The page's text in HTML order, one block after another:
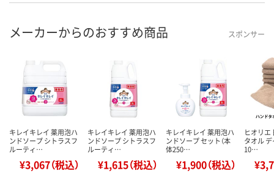
メーカーからのおすすめ商品 スポンサー
キレイキレイ 薬用泡ハ
ンドソープ シトラスフ
ルーティ…
¥3,067（税込）
キレイキレイ 薬用泡ハ
ンドソープ シトラスフ
ルーティ…
¥1,615（税込）
キレイキレイ 薬用泡ハ
ンドソープ セット（本
体250…
¥1,900（税込）
ヒオリエ
タオル
10…